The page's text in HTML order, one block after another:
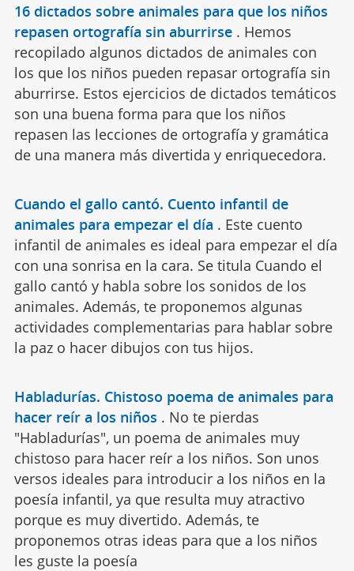
16 dictados sobre animales para que los niños
repasen ortografía sin aburrirse . Hemos
recopilado algunos dictados de animales con
los que los niños pueden repasar ortografía sin
aburrirse. Estos ejercicios de dictados temáticos
son una buena forma para que los niños
repasen las lecciones de ortografía y gramática
de una manera más divertida y enriquecedora.
Cuando el gallo cantó. Cuento infantil de
animales para empezar el día . Este cuento
infantil de animales es ideal para empezar el día
con una sonrisa en la cara. Se titula Cuando el
gallo cantó y habla sobre los sonidos de los
animales. Además, te proponemos algunas
actividades complementarias para hablar sobre
la paz o hacer dibujos con tus hijos.
Habladurías. Chistoso poema de animales para
hacer reír a los niños . No te pierdas
"Habladurías", un poema de animales muy
chistoso para hacer reír a los niños. Son unos
versos ideales para introducir a los niños en la
poesía infantil, ya que resulta muy atractivo
porque es muy divertido. Además, te
proponemos otras ideas para que a los niños
les guste la poesía